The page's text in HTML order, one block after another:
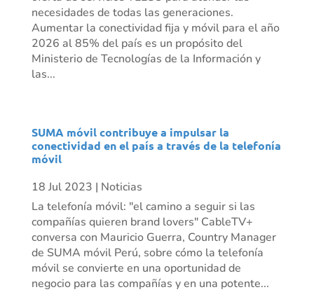
necesidades de todas las generaciones.
Aumentar la conectividad fija y móvil para el año
2026 al 85% del país es un propósito del
Ministerio de Tecnologías de la Información y
las...
SUMA móvil contribuye a impulsar la
conectividad en el país a través de la telefonía
móvil
18 Jul 2023 | Noticias
La telefonía móvil: "el camino a seguir si las
compañías quieren brand lovers" CableTV+
conversa con Mauricio Guerra, Country Manager
de SUMA móvil Perú, sobre cómo la telefonía
móvil se convierte en una oportunidad de
negocio para las compañías y en una potente...